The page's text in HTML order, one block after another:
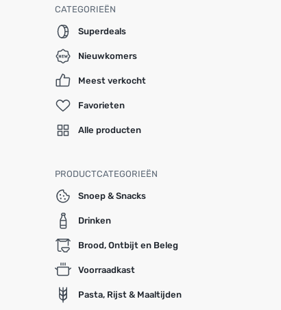
CATEGORIEËN
Superdeals
Nieuwkomers
Meest verkocht
Favorieten
Alle producten
PRODUCTCATEGORIEËN
Snoep & Snacks
Drinken
Brood, Ontbijt en Beleg
Voorraadkast
Pasta, Rijst & Maaltijden